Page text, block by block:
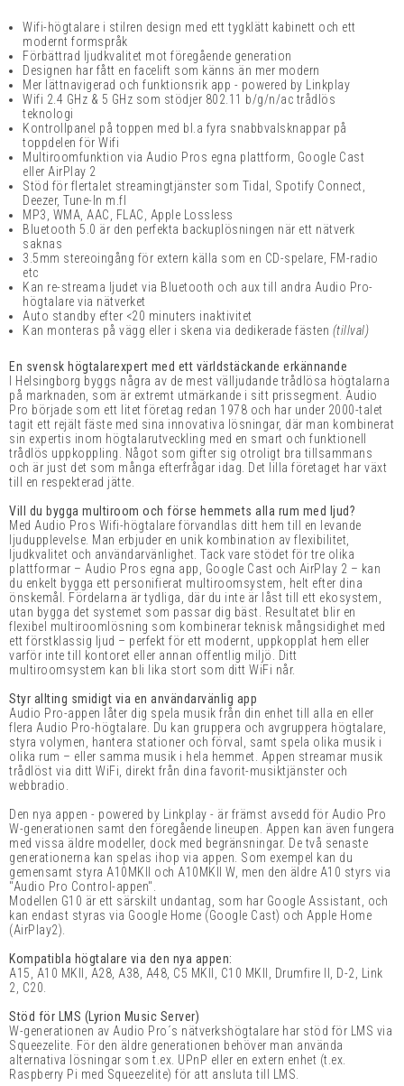
Wifi-högtalare i stilren design med ett tygklätt kabinett och ett
modernt formspråk
Förbättrad ljudkvalitet mot föregående generation
Designen har fått en facelift som känns än mer modern
Mer lättnavigerad och funktionsrik app - powered by Linkplay
Wifi 2.4 GHz & 5 GHz som stödjer 802.11 b/g/n/ac trådlös
teknologi
Kontrollpanel på toppen med bl.a fyra snabbvalsknappar på
toppdelen för Wifi
Multiroomfunktion via Audio Pros egna plattform, Google Cast
eller AirPlay 2
Stöd för flertalet streamingtjänster som Tidal, Spotify Connect,
Deezer, Tune-In m.fl
MP3, WMA, AAC, FLAC, Apple Lossless
Bluetooth 5.0 är den perfekta backuplösningen när ett nätverk
saknas
3.5mm stereoingång för extern källa som en CD-spelare, FM-radio
etc
Kan re-streama ljudet via Bluetooth och aux till andra Audio Pro-
högtalare via nätverket
Auto standby efter <20 minuters inaktivitet
Kan monteras på vägg eller i skena via dedikerade fästen (tillval)
En svensk högtalarexpert med ett världstäckande erkännande
I Helsingborg byggs några av de mest välljudande trådlösa högtalarna
på marknaden, som är extremt utmärkande i sitt prissegment. Audio
Pro började som ett litet företag redan 1978 och har under 2000-talet
tagit ett rejält fäste med sina innovativa lösningar, där man kombinerat
sin expertis inom högtalarutveckling med en smart och funktionell
trådlös uppkoppling. Något som gifter sig otroligt bra tillsammans
och är just det som många efterfrågar idag. Det lilla företaget har växt
till en respekterad jätte.
Vill du bygga multiroom och förse hemmets alla rum med ljud?
Med Audio Pros Wifi-högtalare förvandlas ditt hem till en levande
ljudupplevelse. Man erbjuder en unik kombination av flexibilitet,
ljudkvalitet och användarvänlighet. Tack vare stödet för tre olika
plattformar – Audio Pros egna app, Google Cast och AirPlay 2 – kan
du enkelt bygga ett personifierat multiroomsystem, helt efter dina
önskemål. Fördelarna är tydliga, där du inte är låst till ett ekosystem,
utan bygga det systemet som passar dig bäst. Resultatet blir en
flexibel multiroomlösning som kombinerar teknisk mångsidighet med
ett förstklassig ljud – perfekt för ett modernt, uppkopplat hem eller
varför inte till kontoret eller annan offentlig miljö. Ditt
multiroomsystem kan bli lika stort som ditt WiFi når.
Styr allting smidigt via en användarvänlig app
Audio Pro-appen låter dig spela musik från din enhet till alla en eller
flera Audio Pro-högtalare. Du kan gruppera och avgruppera högtalare,
styra volymen, hantera stationer och förval, samt spela olika musik i
olika rum – eller samma musik i hela hemmet. Appen streamar musik
trådlöst via ditt WiFi, direkt från dina favorit-musiktjänster och
webbradio.
Den nya appen - powered by Linkplay - är främst avsedd för Audio Pro
W-generationen samt den föregående lineupen. Appen kan även fungera
med vissa äldre modeller, dock med begränsningar. De två senaste
generationerna kan spelas ihop via appen. Som exempel kan du
gemensamt styra A10MKII och A10MKII W, men den äldre A10 styrs via
"Audio Pro Control-appen".
Modellen G10 är ett särskilt undantag, som har Google Assistant, och
kan endast styras via Google Home (Google Cast) och Apple Home
(AirPlay2).
Kompatibla högtalare via den nya appen:
A15, A10 MKII, A28, A38, A48, C5 MKII, C10 MKII, Drumfire II, D-2, Link
2, C20.
Stöd för LMS (Lyrion Music Server)
W-generationen av Audio Pro´s nätverkshögtalare har stöd för LMS via
Squeezelite. För den äldre generationen behöver man använda
alternativa lösningar som t.ex. UPnP eller en extern enhet (t.ex.
Raspberry Pi med Squeezelite) för att ansluta till LMS.